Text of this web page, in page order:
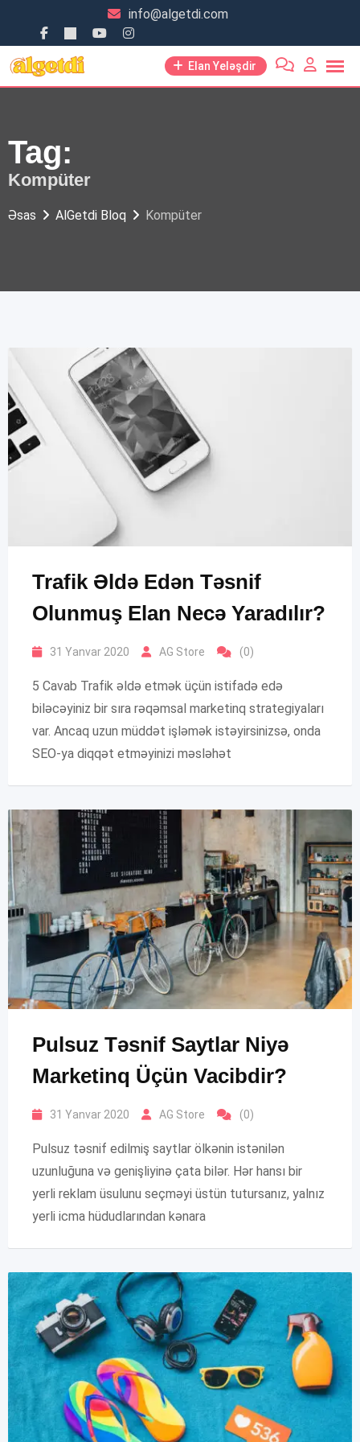
content
info@algetdi.com
Elan Yeləşdir
Tag:
Kompüter
Əsas AlGetdi Bloq Kompüter
Trafik Əldə Edən Təsnif
Olunmuş Elan Necə Yaradılır?
31 Yanvar 2020 AG Store (0)
5 Cavab Trafik əldə etmək üçün istifadə edə
biləcəyiniz bir sıra rəqəmsal marketinq strategiyaları
var. Ancaq uzun müddət işləmək istəyirsinizsə, onda
SEO-ya diqqət etməyinizi məsləhət
Pulsuz Təsnif Saytlar Niyə
Marketinq Üçün Vacibdir?
31 Yanvar 2020 AG Store (0)
Pulsuz təsnif edilmiş saytlar ölkənin istənilən
uzunluğuna və genişliyinə çata bilər. Hər hansı bir
yerli reklam üsulunu seçməyi üstün tutursanız, yalnız
yerli icma hüdudlarından kənara